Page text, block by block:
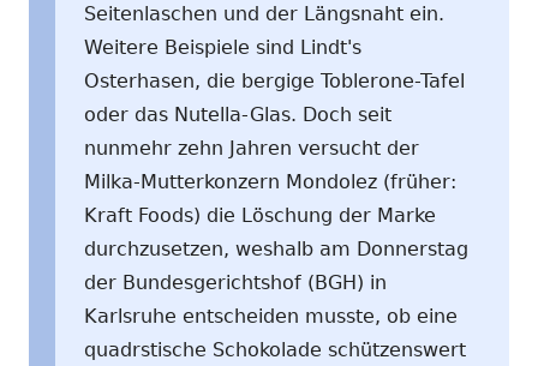
Seitenlaschen und der Längsnaht ein.
Weitere Beispiele sind Lindt's
Osterhasen, die bergige Toblerone-Tafel
oder das Nutella-Glas. Doch seit
nunmehr zehn Jahren versucht der
Milka-Mutterkonzern Mondolez (früher:
Kraft Foods) die Löschung der Marke
durchzusetzen, weshalb am Donnerstag
der Bundesgerichtshof (BGH) in
Karlsruhe entscheiden musste, ob eine
quadrstische Schokolade schützenswert